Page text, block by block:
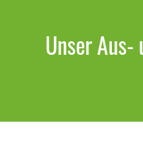
Unser